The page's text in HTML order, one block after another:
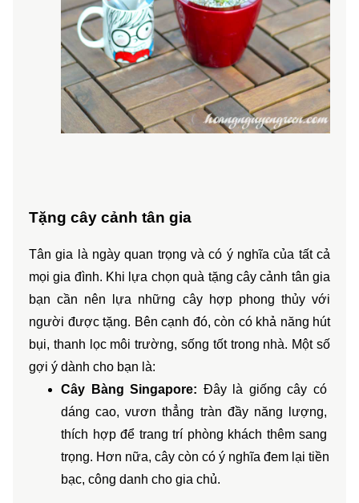
Tặng cây cảnh tân gia
Tân gia là ngày quan trọng và có ý nghĩa của tất cả
mọi gia đình. Khi lựa chọn quà tặng cây cảnh tân gia
bạn cần nên lựa những cây hợp phong thủy với
người được tặng. Bên cạnh đó, còn có khả năng hút
bụi, thanh lọc môi trường, sống tốt trong nhà. Một số
gợi ý dành cho bạn là:
Cây Bàng Singapore: Đây là giống cây có
dáng cao, vươn thẳng tràn đầy năng lượng,
thích hợp để trang trí phòng khách thêm sang
trọng. Hơn nữa, cây còn có ý nghĩa đem lại tiền
bạc, công danh cho gia chủ.